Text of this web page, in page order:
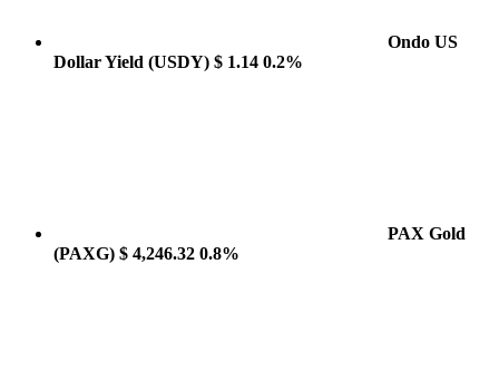
Ondo US
Dollar Yield (USDY) $ 1.14 0.2%
PAX Gold
(PAXG) $ 4,246.32 0.8%